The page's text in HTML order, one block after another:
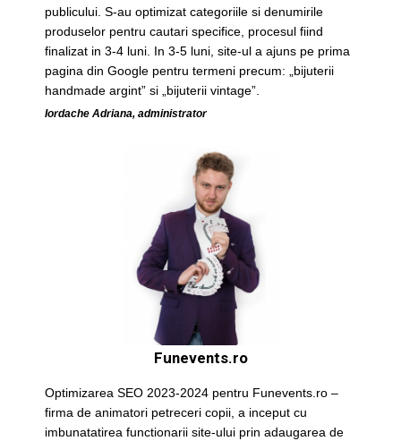
publicului. S-au optimizat categoriile si denumirile
produselor pentru cautari specifice, procesul fiind
finalizat in 3-4 luni. In 3-5 luni, site-ul a ajuns pe prima
pagina din Google pentru termeni precum: „bijuterii
handmade argint” si „bijuterii vintage”.
Iordache Adriana, administrator
Funevents.ro
Optimizarea SEO 2023-2024 pentru Funevents.ro –
firma de animatori petreceri copii, a inceput cu
imbunatatirea functionarii site-ului prin adaugarea de